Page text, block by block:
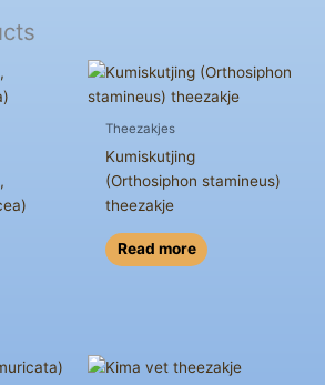
Theezakjes
Kumiskutjing
(Orthosiphon stamineus)
theezakje
Read more